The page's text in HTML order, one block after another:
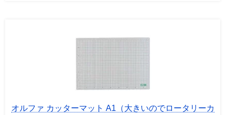
オルファ カッターマット A1（大きいのでロータリーカ